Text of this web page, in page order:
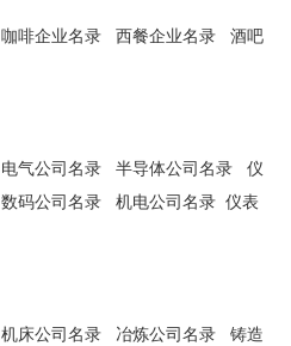
咖啡企业名录 西餐企业名录
酒吧
电气公司名录 半导体公司名录
仪
数码公司名录 机电公司名录 仪表
机床公司名录 冶炼公司名录
铸造